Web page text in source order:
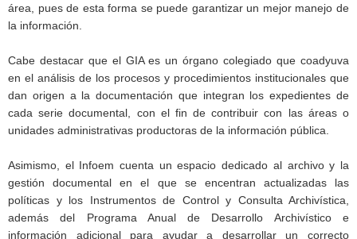
área, pues de esta forma se puede garantizar un mejor manejo de
la información.
Cabe destacar que el GIA es un órgano colegiado que coadyuva
en el análisis de los procesos y procedimientos institucionales que
dan origen a la documentación que integran los expedientes de
cada serie documental, con el fin de contribuir con las áreas o
unidades administrativas productoras de la información pública.
Asimismo, el Infoem cuenta un espacio dedicado al archivo y la
gestión documental en el que se encentran actualizadas las
políticas y los Instrumentos de Control y Consulta Archivística,
además del Programa Anual de Desarrollo Archivístico e
información adicional para ayudar a desarrollar un correcto